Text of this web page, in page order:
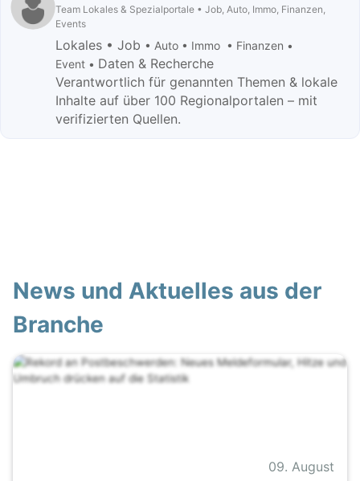
Team Lokales & Spezialportale • Job, Auto, Immo, Finanzen,
Events
Lokales • Job • Auto • Immo • Finanzen •
Event • Daten & Recherche
Verantwortlich für genannten Themen & lokale
Inhalte auf über 100 Regionalportalen – mit
verifizierten Quellen.
News und Aktuelles aus der
Branche
09. August